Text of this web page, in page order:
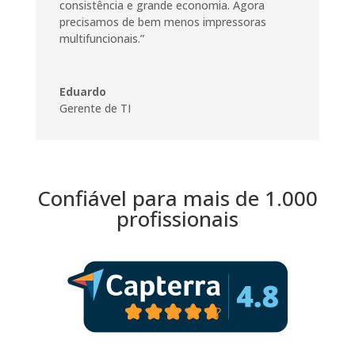
consistência e grande economia. Agora
precisamos de bem menos impressoras
multifuncionais.”
Eduardo
Gerente de TI
Confiável para mais de 1.000
profissionais